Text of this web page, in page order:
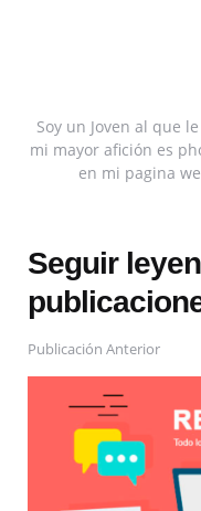
Soy un Joven al que
mi mayor afición es
en mi pagina
Seguir
Publicación Anterior